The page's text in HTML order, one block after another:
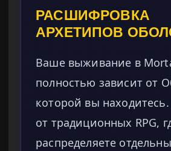
РАСШИФРОВКА
АРХЕТИПОВ
Ваше выживание в
полностью зависит от
которой вы
от традиционных RPG,
распределяете